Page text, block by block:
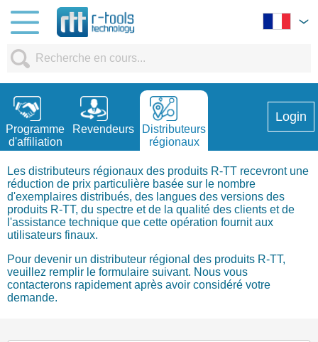
Programme
d'affiliation
Revendeurs
Distributeurs
régionaux
Login
Les distributeurs régionaux des produits R-TT recevront une
réduction de prix particulière basée sur le nombre
d'exemplaires distribués, des langues des versions des
produits R-TT, du spectre et de la qualité des clients et de
l'assistance technique que cette opération fournit aux
utilisateurs finaux.
Pour devenir un distributeur régional des produits R-TT,
veuillez remplir le formulaire suivant. Nous vous
contacterons rapidement après avoir considéré votre
demande.